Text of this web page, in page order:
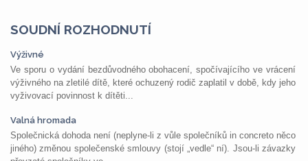
SOUDNÍ ROZHODNUTÍ
Výživné
Ve sporu o vydání bezdůvodného obohacení, spočívajícího ve vrácení
výživného na zletilé dítě, které ochuzený rodič zaplatil v době, kdy jeho
vyživovací povinnost k dítěti...
Valná hromada
Společnická dohoda není (neplyne-li z vůle společníků in concreto něco
jiného) změnou společenské smlouvy (stojí „vedle“ ní). Jsou-li závazky